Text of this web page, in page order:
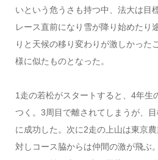
いという危うさも持つ中、法大は目
レース直前になり雪が降り始めたり
りと天候の移り変わりが激しかった
様に似たものとなった。
1走の若松がスタートすると、4年生
つく。3周目で離されてしまうが、
に成功した。次に2走の上山は東京
対しコース脇からは仲間の激が飛ぶ